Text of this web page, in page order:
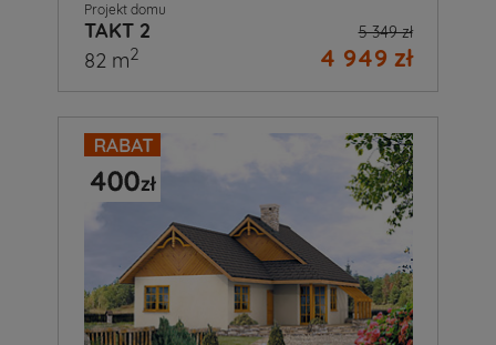
Projekt domu
TAKT 2 5 349 zł
4 949 zł
82 m2